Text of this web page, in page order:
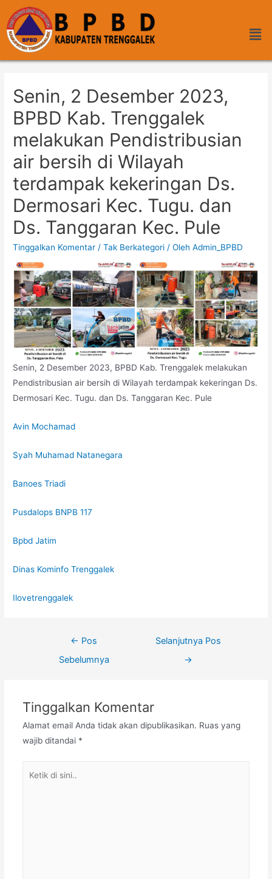
Senin, 2 Desember 2023,
BPBD Kab. Trenggalek
melakukan Pendistribusian
air bersih di Wilayah
terdampak kekeringan Ds.
Dermosari Kec. Tugu. dan
Ds. Tanggaran Kec. Pule
Tinggalkan Komentar /Tak Berkategori / OlehAdmin_BPBD
Senin, 2 Desember 2023, BPBD Kab. Trenggalek melakukan
Pendistribusian air bersih di Wilayah terdampak kekeringan Ds.
Dermosari Kec. Tugu. dan Ds. Tanggaran Kec. Pule
Avin Mochamad
Syah Muhamad Natanegara
Banoes Triadi
Pusdalops BNPB 117
Bpbd Jatim
Dinas Kominfo Trenggalek
Ilovetrenggalek
← Pos
Sebelumnya
Selanjutnya Pos
→
Tinggalkan Komentar
Alamat email Anda tidak akan dipublikasikan. Ruas yang
wajib ditandai *